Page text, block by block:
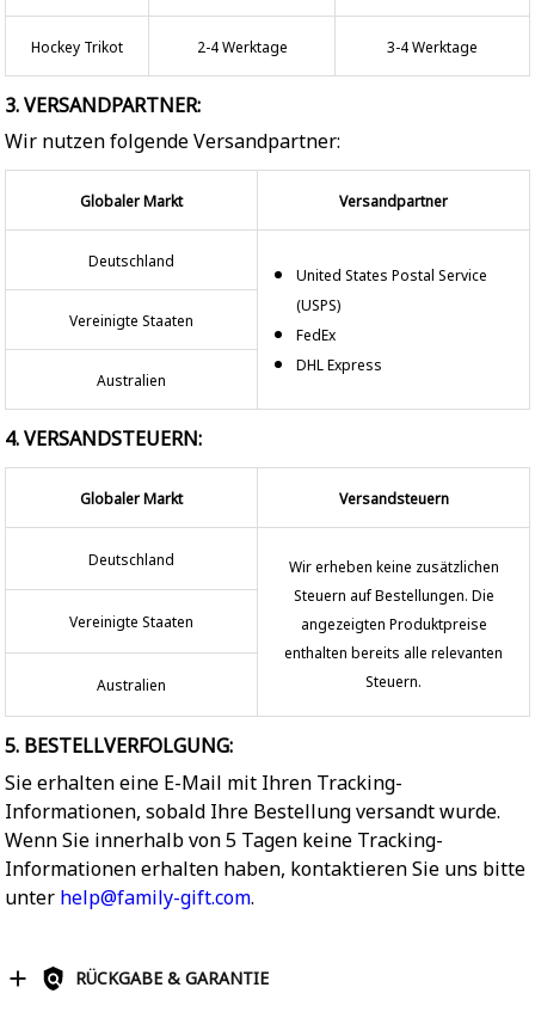
Hockey Trikot 2-4 Werktage 3-4 Werktage
3. VERSANDPARTNER:
Wir nutzen folgende Versandpartner:
Globaler Markt Versandpartner
Deutschland
United States Postal Service
(USPS)
FedEx
DHL Express
Vereinigte Staaten
Australien
4. VERSANDSTEUERN:
Globaler Markt Versandsteuern
Deutschland
Wir erheben keine zusätzlichen
Steuern auf Bestellungen. Die
angezeigten Produktpreise
enthalten bereits alle relevanten
Steuern.
Vereinigte Staaten
Australien
5. BESTELLVERFOLGUNG:
Sie erhalten eine E-Mail mit Ihren Tracking-
Informationen, sobald Ihre Bestellung versandt wurde.
Wenn Sie innerhalb von 5 Tagen keine Tracking-
Informationen erhalten haben, kontaktieren Sie uns bitte
unter help@family-gift.com.
RÜCKGABE & GARANTIE